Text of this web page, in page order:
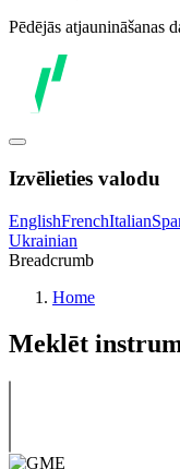
Pēdējās atjaunināšanas
Izvēlieties valodu
EnglishFrenchItalian
Ukrainian
Breadcrumb
Home
Meklēt